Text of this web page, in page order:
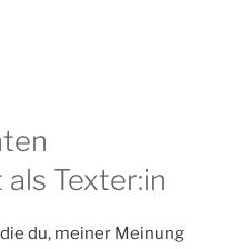
Texter:in
du, meiner Meinung